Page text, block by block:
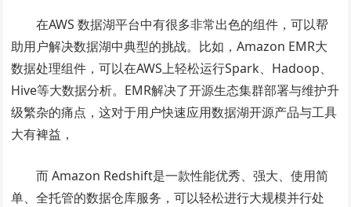
在AWS 数据湖平台中有很多非常出色的组件，可以帮
助用户解决数据湖中典型的挑战。比如，Amazon EMR大
数据处理组件，可以在AWS上轻松运行Spark、Hadoop、
Hive等大数据分析。EMR解决了开源生态集群部署与维护升
级繁杂的痛点，这对于用户快速应用数据湖开源产品与工具
大有裨益，
而 Amazon Redshift是一款性能优秀、强大、使用简
单、全托管的数据仓库服务，可以轻松进行大规模并行处